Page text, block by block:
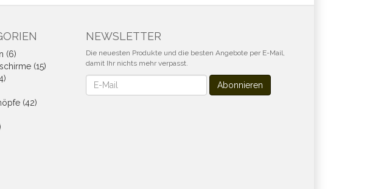
(6)
(15)
(42)
NEWSLETTER
Die neuesten Produkte und die besten Angebote per E-Mail,
damit Ihr nichts mehr verpasst.
Newsletter Abonnieren